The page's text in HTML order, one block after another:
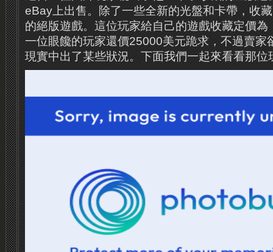
eBay上出售。除了一些全新的光盤和卡帶，收
的絕版遊戲。這位玩家給自己的遊戲收藏定價
一位眼饞的玩家還價25000美元跪求，不過賣家
現實中出了某些狀況。下面我們一起來看看那位